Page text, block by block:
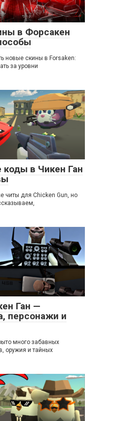
в Форсакен
новые скины в Forsaken:
за уровни
в Чикен Ган
читы для Chicken Gun, но
Ган —
персонажи и
много забавных
оружия и тайных